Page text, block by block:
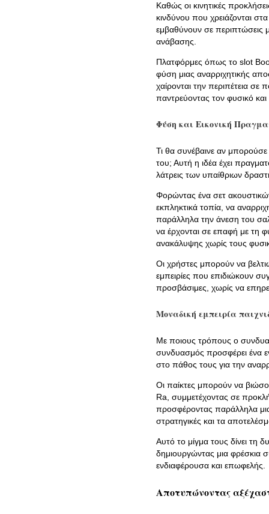
Καθώς οι κινητικές
κινδύνου που χρειάζονται
εμβαθύνουν σε περιπτώσεις
ανάβασης.
Πλατφόρμες όπως το slot
φύση μιας αναρριχητικής
χαίρονται την περιπέτεια σε
παντρεύοντας τον φυσικό και
Φύση και Εικονική
Τι θα συνέβαινε αν
του; Αυτή η ιδέα έχει
λάτρεις των υπαίθριων
Φορώντας ένα σετ
εκπληκτικά τοπία, να
παράλληλα την άνεση του
να έρχονται σε επαφή με τη
ανακάλυψης χωρίς τους
Οι χρήστες μπορούν να
εμπειρίες που επιδιώκουν
προσβάσιμες, χωρίς να
Μοναδική εμπειρία
Με ποιους τρόπους ο
συνδυασμός προσφέρει ένα
στο πάθος τους για την
Οι παίκτες μπορούν να
Ra, συμμετέχοντας σε
προσφέροντας παράλληλα
στρατηγικές και τα
Αυτό το μίγμα τους δίνει τη
δημιουργώντας μια φρέσκια
ενδιαφέρουσα και επωφελής.
Αποτυπώνοντας